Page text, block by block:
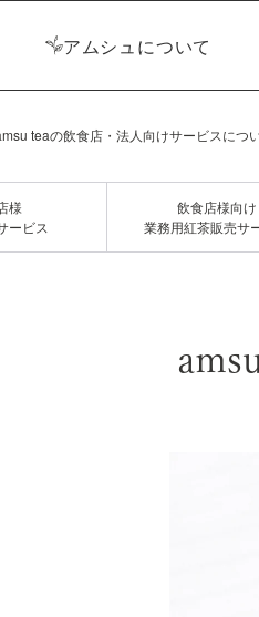
アムシュについて
teaの飲食店・法人向けサービスにつ
様
ービス
飲食店様向け
業務用紅茶販売サ